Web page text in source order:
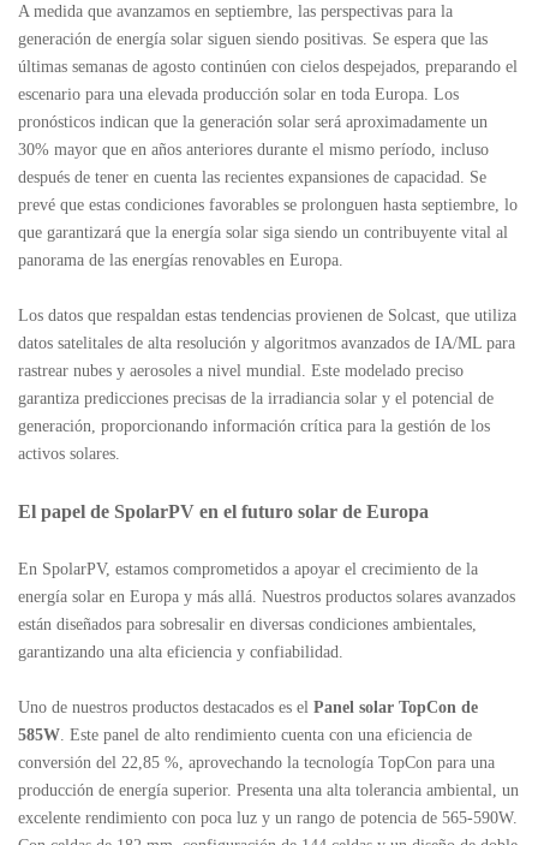
A medida que avanzamos en septiembre, las perspectivas para la
generación de energía solar siguen siendo positivas. Se espera que las
últimas semanas de agosto continúen con cielos despejados, preparando el
escenario para una elevada producción solar en toda Europa. Los
pronósticos indican que la generación solar será aproximadamente un
30% mayor que en años anteriores durante el mismo período, incluso
después de tener en cuenta las recientes expansiones de capacidad. Se
prevé que estas condiciones favorables se prolonguen hasta septiembre, lo
que garantizará que la energía solar siga siendo un contribuyente vital al
panorama de las energías renovables en Europa.
Los datos que respaldan estas tendencias provienen de Solcast, que utiliza
datos satelitales de alta resolución y algoritmos avanzados de IA/ML para
rastrear nubes y aerosoles a nivel mundial. Este modelado preciso
garantiza predicciones precisas de la irradiancia solar y el potencial de
generación, proporcionando información crítica para la gestión de los
activos solares.
El papel de SpolarPV en el futuro solar de Europa
En SpolarPV, estamos comprometidos a apoyar el crecimiento de la
energía solar en Europa y más allá. Nuestros productos solares avanzados
están diseñados para sobresalir en diversas condiciones ambientales,
garantizando una alta eficiencia y confiabilidad.
Uno de nuestros productos destacados es el Panel solar TopCon de
585W . Este panel de alto rendimiento cuenta con una eficiencia de
conversión del 22,85 %, aprovechando la tecnología TopCon para una
producción de energía superior. Presenta una alta tolerancia ambiental, un
excelente rendimiento con poca luz y un rango de potencia de 565-590W.